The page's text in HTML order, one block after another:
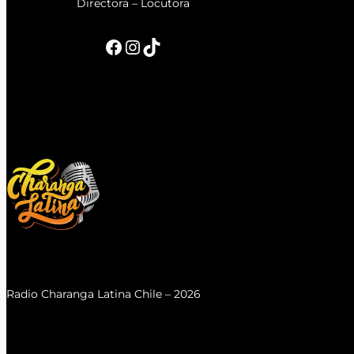
Directora – Locutora
Facebook InstagramTikTok
Radio Charanga Latina Chile – 2026